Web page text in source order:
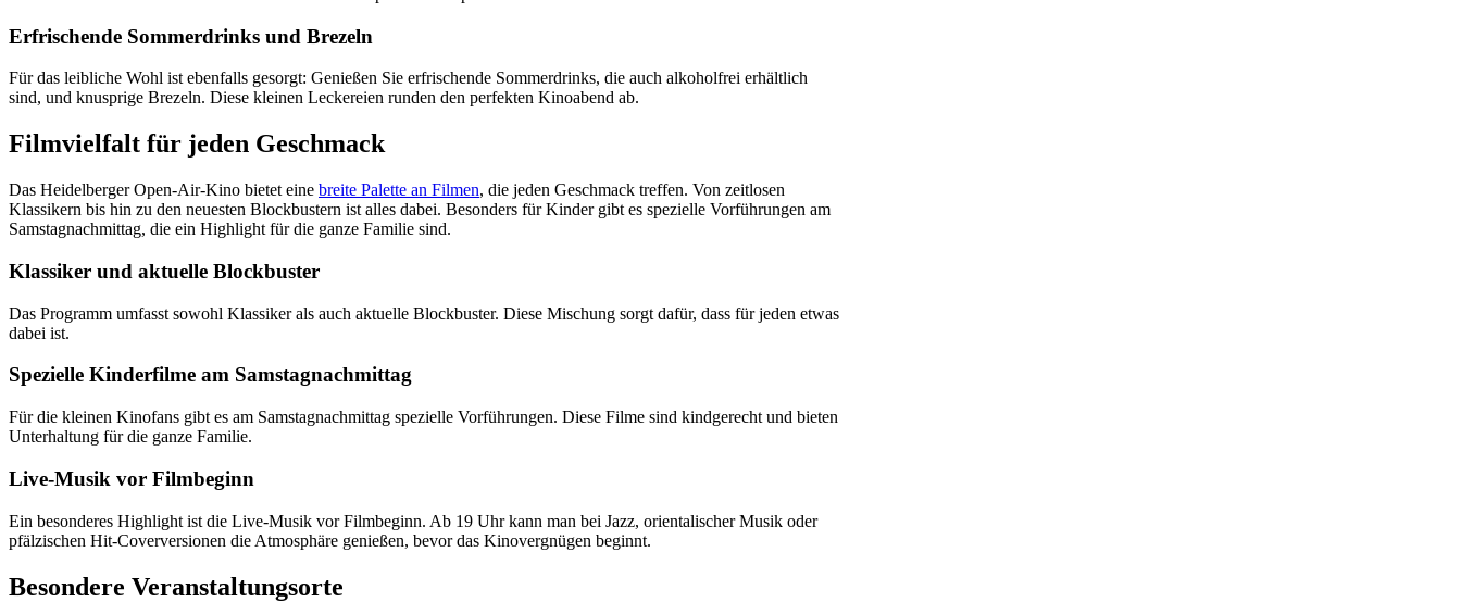
Erfrischende Sommerdrinks und Brezeln
Für das leibliche Wohl ist ebenfalls gesorgt: Genießen Sie erfrischende Sommerdrinks, die auch alkoholfrei erhältlich
sind, und knusprige Brezeln. Diese kleinen Leckereien runden den perfekten Kinoabend ab.
Filmvielfalt für jeden Geschmack
Das Heidelberger Open-Air-Kino bietet eine breite Palette an Filmen, die jeden Geschmack treffen. Von zeitlosen
Klassikern bis hin zu den neuesten Blockbustern ist alles dabei. Besonders für Kinder gibt es spezielle Vorführungen am
Samstagnachmittag, die ein Highlight für die ganze Familie sind.
Klassiker und aktuelle Blockbuster
Das Programm umfasst sowohl Klassiker als auch aktuelle Blockbuster. Diese Mischung sorgt dafür, dass für jeden etwas
dabei ist.
Spezielle Kinderfilme am Samstagnachmittag
Für die kleinen Kinofans gibt es am Samstagnachmittag spezielle Vorführungen. Diese Filme sind kindgerecht und bieten
Unterhaltung für die ganze Familie.
Live-Musik vor Filmbeginn
Ein besonderes Highlight ist die Live-Musik vor Filmbeginn. Ab 19 Uhr kann man bei Jazz, orientalischer Musik oder
pfälzischen Hit-Coverversionen die Atmosphäre genießen, bevor das Kinovergnügen beginnt.
Besondere Veranstaltungsorte